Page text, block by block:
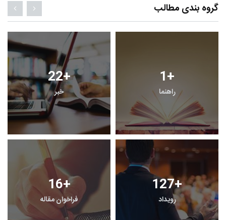
گروه بندی مطالب
22+
خبر
1+
راهنما
16+
فراخوان مقاله
127+
رویداد